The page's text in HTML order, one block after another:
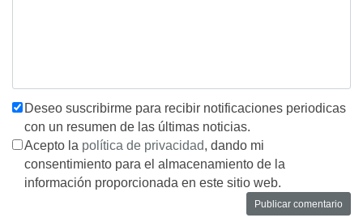
Deseo suscribirme para recibir notificaciones periodicas
con un resumen de las últimas noticias.
Acepto la política de privacidad, dando mi
consentimiento para el almacenamiento de la
información proporcionada en este sitio web.